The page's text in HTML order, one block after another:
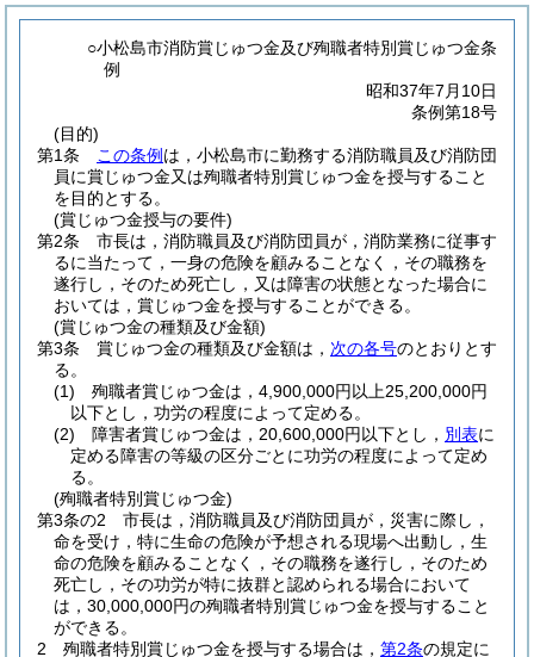
○小松島市消防賞じゅつ金及び殉職者特別賞じゅつ金条
例
昭和37年7月10日
条例第18号
(目的)
第1条
この条例 は，小松島市に勤務する消防職員及び消防団
員に賞じゅつ金又は殉職者特別賞じゅつ金を授与すること
を目的とする。
(賞じゅつ金授与の要件)
第2条
市長は，消防職員及び消防団員が，消防業務に従事す
るに当たって，一身の危険を顧みることなく，その職務を
遂行し，そのため死亡し，又は障害の状態となった場合に
おいては，賞じゅつ金を授与することができる。
(賞じゅつ金の種類及び金額)
第3条
賞じゅつ金の種類及び金額は， 次の各号のとおりとす
る。
(1)
殉職者賞じゅつ金は，4,900,000円以上25,200,000円
以下とし，功労の程度によって定める。
(2)
障害者賞じゅつ金は，20,600,000円以下とし， 別表に
定める障害の等級の区分ごとに功労の程度によって定め
る。
(殉職者特別賞じゅつ金)
第3条の2
市長は，消防職員及び消防団員が，災害に際し，
命を受け，特に生命の危険が予想される現場へ出動し，生
命の危険を顧みることなく，その職務を遂行し，そのため
死亡し，その功労が特に抜群と認められる場合において
は，30,000,000円の殉職者特別賞じゅつ金を授与すること
ができる。
2
殉職者特別賞じゅつ金を授与する場合は， 第2条の規定に